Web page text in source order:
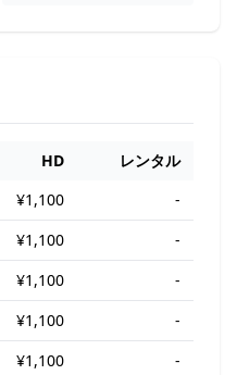
HD
レンタル
¥1,100
-
¥1,100
-
¥1,100
-
¥1,100
-
¥1,100
-